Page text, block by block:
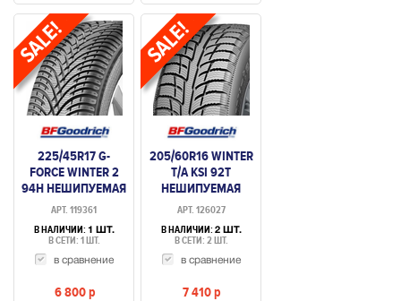
225/45R17 G-
FORCE WINTER 2
94H НЕШИПУЕМАЯ
АРТ. 119361
В НАЛИЧИИ: 1 ШТ.
В СЕТИ: 1 ШТ.
в сравнение
6 800p
205/60R16 WINTER
T/A KSI 92T
НЕШИПУЕМАЯ
АРТ. 126027
В НАЛИЧИИ: 2 ШТ.
В СЕТИ: 2 ШТ.
в сравнение
7 410p